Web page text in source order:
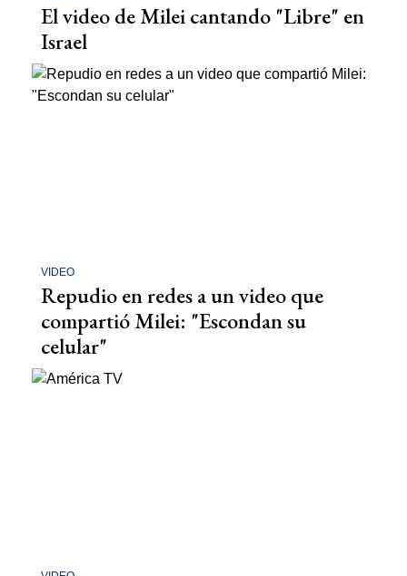
El video de Milei cantando "Libre" en
Israel
VIDEO
Repudio en redes a un video que
compartió Milei: "Escondan su
celular"